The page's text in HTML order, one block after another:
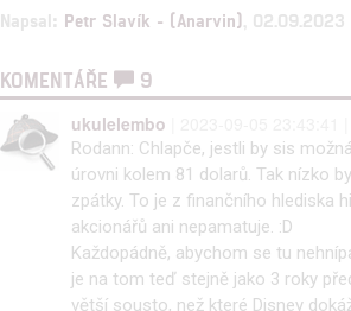
Napsal: Petr Slavík - (Anarvin) ,
KOMENTÁŘE
9
ukulelembo
Rodann: Chlapče, jestli by sis
úrovni kolem 81 dolarů. Tak nízko
zpátky. To je z finančního hlediska
akcionářů ani nepamatuje. :D
Každopádně, abychom se tu
je na tom teď stejně jako 3 roky
větší sousto, než které Disney